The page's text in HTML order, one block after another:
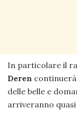
In particolare il
Deren
delle belle e
arriveranno quasi